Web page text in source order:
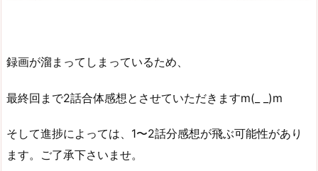
録画が溜まってしまっているため、
最終回まで2話合体感想とさせていただきますm(_ _)m
そして進捗によっては、1〜2話分感想が飛ぶ可能性があり
ます。ご了承下さいませ。